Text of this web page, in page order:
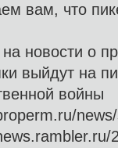
вам, что
новости о
выйдут на
войны